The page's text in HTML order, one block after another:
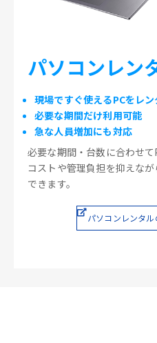
パソコンレン
現場ですぐ使えるPCをレ
必要な期間だけ利用可能
急な人員増加にも対応
必要な期間・台数に合わせ
コストや管理負担を抑えな
できます。
パソコンレンタ